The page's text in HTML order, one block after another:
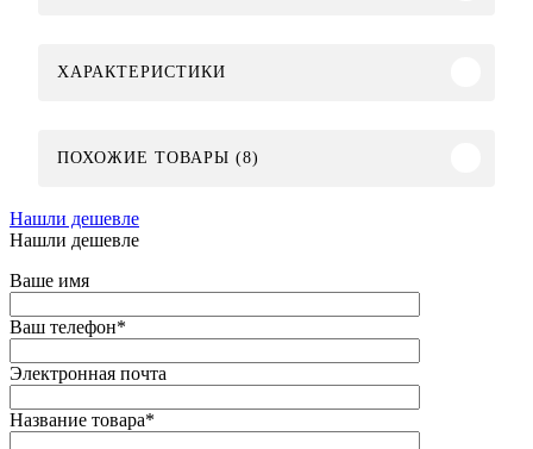
ХАРАКТЕРИСТИКИ
ПОХОЖИЕ ТОВАРЫ (8)
Нашли дешевле
Нашли дешевле
Ваше имя
Ваш телефон*
Электронная почта
Название товара*